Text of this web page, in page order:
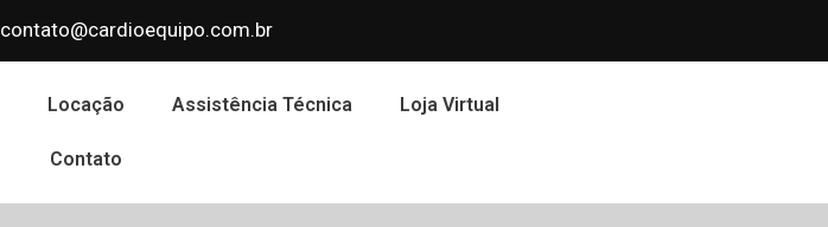
contato@cardioequipo.com.br
Locação Assistência Técnica Loja Virtual
Contato